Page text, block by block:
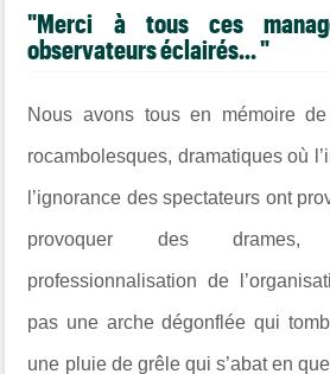
"Merci à tous ces
observateurs éclairés... "
Nous avons tous en mémoire
rocambolesques, dramatiques où
l’ignorance des spectateurs ont
provoquer des drames,
professionnalisation de
pas une arche dégonflée qui
une pluie de grêle qui s’abat en